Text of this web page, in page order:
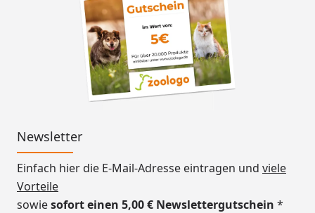
Newsletter
Einfach hier die E-Mail-Adresse eintragen und viele
Vorteile
sowiesofort einen 5,00 € Newslettergutschein *